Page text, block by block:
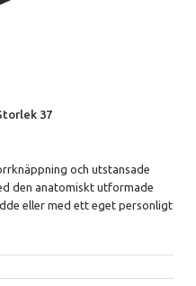
37
och utstansade
den anatomiskt utformade
eller med ett eget personligt